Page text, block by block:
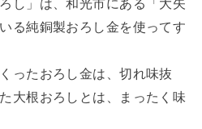
し」は、和光市にある「大矢
る純銅製おろし金を使ってす
ったおろし金は、切れ味抜
大根おろしとは、まったく味